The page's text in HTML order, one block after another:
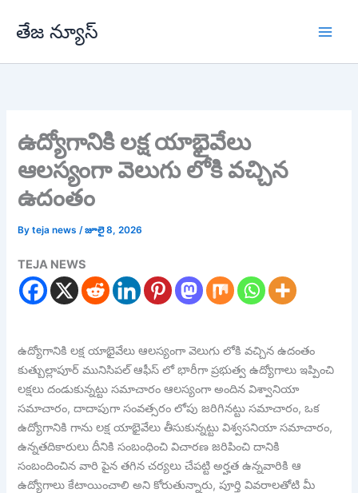
తేజ న్యూస్
ఉద్యోగానికి లక్ష యాభైవేలు
ఆలస్యంగా వెలుగు లోకి వచ్చిన
ఉదంతం
Byteja news/జూలై 8, 2026
TEJA NEWS
ఉద్యోగానికి లక్ష యాభైవేలు ఆలస్యంగా వెలుగు లోకి వచ్చిన ఉదంతం
కుత్బుల్లాపూర్ మునిసిపల్ ఆఫీస్ లో భారీగా ప్రభుత్వ ఉద్యోగాలు ఇప్పించి
లక్షలు దండుకున్నట్టు సమాచారం ఆలస్యంగా అందిన విశ్వానియా
సమాచారం, దాదాపుగా సంవత్సరం లోపు జరిగినట్టు సమాచారం, ఒక
ఉద్యోగానికి గాను లక్ష యాభైవేలు తీసుకున్నట్టు విశ్వసనియా సమాచారం,
ఉన్నతదికారులు దీనికి సంబంధించి విచారణ జరిపించి దానికి
సంబందించిన వారి పైన తగిన చర్యలు చేపట్టి అర్హత ఉన్నవారికి ఆ
ఉద్యోగాలు కేటాయించాలి అని కోరుతున్నారు, పూర్తి వివరాలతోటి మీ